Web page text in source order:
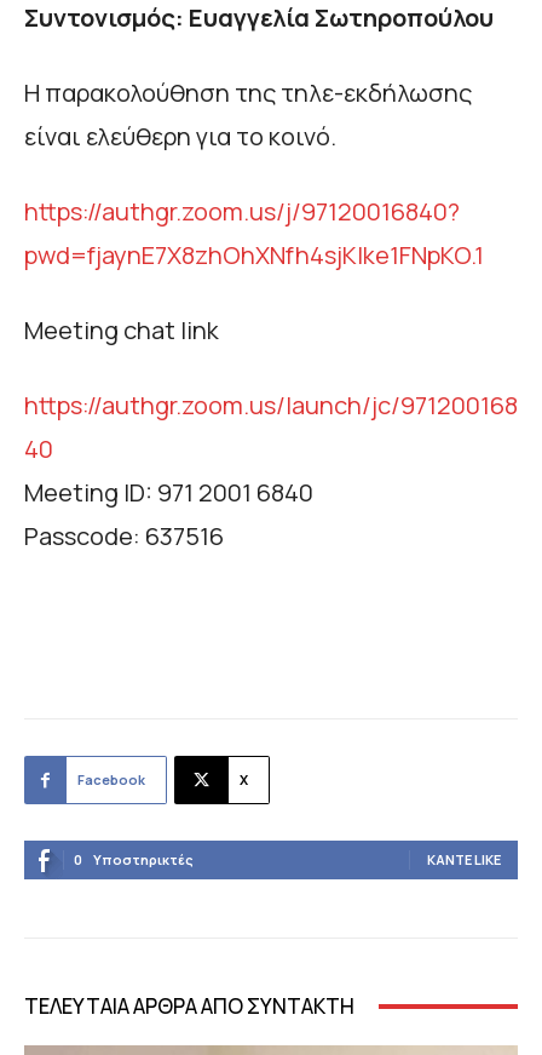
Συντονισμός: Ευαγγελία Σωτηροπούλου
Η παρακολούθηση της τηλε-εκδήλωσης
είναι ελεύθερη για το κοινό.
https://authgr.zoom.us/j/97120016840?
pwd=fjaynE7X8zhOhXNfh4sjKIke1FNpKO.1
Meeting chat link
https://authgr.zoom.us/launch/jc/971200168
40
Meeting ID: 971 2001 6840
Passcode: 637516
Facebook X
0 Υποστηρικτές ΚΆΝΤΕ LIKE
ΤΕΛΕΥΤΑΙΑ ΑΡΘΡΑ ΑΠΟ ΣΥΝΤΑΚΤΗ